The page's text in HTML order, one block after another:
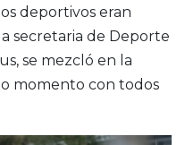
deportivos eran
secretaria de Deporte
se mezcló en la
momento con todos